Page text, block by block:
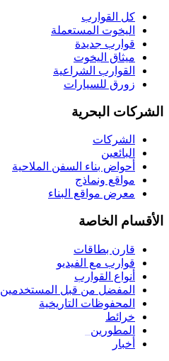
كل القوارب
اليخوت المستعملة
قوارب جديدة
ميثاق اليخوت
القوارب الشراعية
زورق للسيارات
الشركات البحرية
الشركات
البائعين
أحواض بناء السفن الملاحية
مواقع ونماذج
معرض مواقع البناء
الأقسام الخاصة
قارن بطاقات
قوارب مع الفيديو
أنواع القوارب
المفضل من قبل المستخدمين
المحفوظات التاريخية
خرائط
المطورين
أخبار